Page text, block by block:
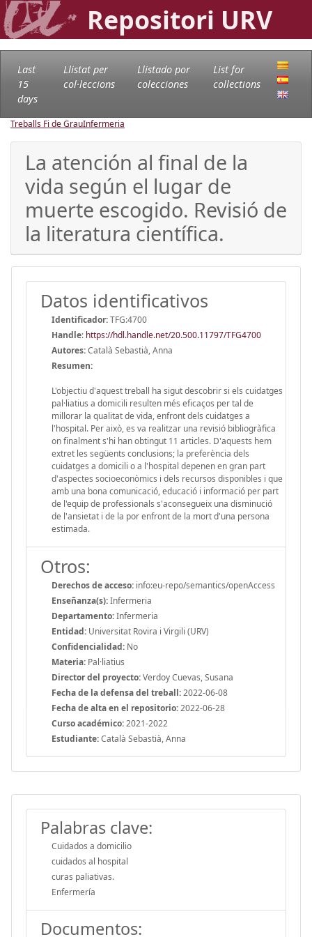
Repositori URV
Last
15
days
Llistat per
col·leccions
Llistado por
colecciones
List for
collections
Treballs Fi de GrauInfermeria
La atención al final de la
vida según el lugar de
muerte escogido. Revisió de
la literatura científica.
Datos identificativos
Identificador:TFG:4700
Handle: https://hdl.handle.net/20.500.11797/TFG4700
Autores:Català Sebastià, Anna
Resumen:
L'objectiu d'aquest treball ha sigut descobrir si els cuidatges
pal·liatius a domicili resulten més eficaços per tal de
millorar la qualitat de vida, enfront dels cuidatges a
l'hospital. Per això, es va realitzar una revisió bibliogràfica
on finalment s'hi han obtingut 11 articles. D'aquests hem
extret les següents conclusions; la preferència dels
cuidatges a domicili o a l'hospital depenen en gran part
d'aspectes socioeconòmics i dels recursos disponibles i que
amb una bona comunicació, educació i informació per part
de l'equip de professionals s'aconsegueix una disminució
de l'ansietat i de la por enfront de la mort d'una persona
estimada.
Otros:
Derechos de acceso: info:eu-repo/semantics/openAccess
Enseñanza(s):Infermeria
Departamento:Infermeria
Entidad: Universitat Rovira i Virgili (URV)
Confidencialidad: No
Materia: Pal·liatius
Director del proyecto:Verdoy Cuevas, Susana
Fecha de la defensa del treball:2022-06-08
Fecha de alta en el repositorio:2022-06-28
Curso académico:2021-2022
Estudiante:Català Sebastià, Anna
Palabras clave:
Cuidados a domicilio
cuidados al hospital
curas paliativas.
Enfermería
Documentos: